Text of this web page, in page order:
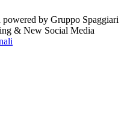
by Gruppo Spaggiari
& New Social Media